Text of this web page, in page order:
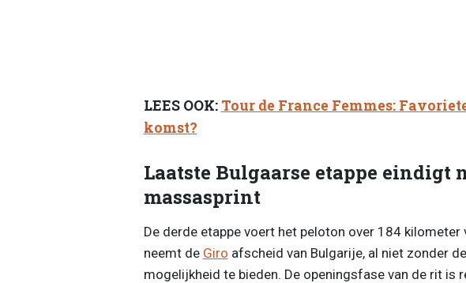
LEES OOK: Tour de France Femmes:
komst?
Laatste Bulgaarse etappe eindigt
massasprint
De derde etappe voert het peloton over 184 kilometer
neemt de Giro afscheid van Bulgarije, al niet zonder
mogelijkheid te bieden. De openingsfase van de rit is